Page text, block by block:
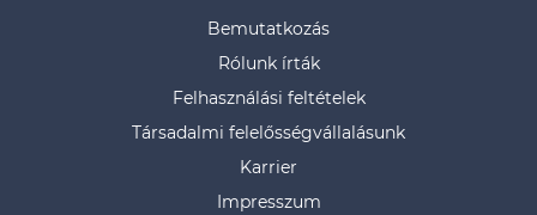
Bemutatkozás
Rólunk írták
Felhasználási feltételek
Társadalmi felelősségvállalásunk
Karrier
Impresszum